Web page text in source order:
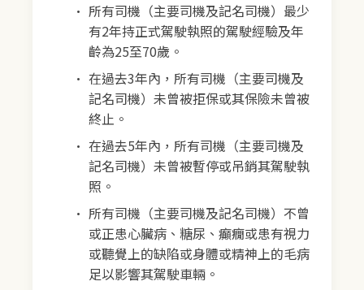
所有司機（主要司機及記名司機）最少
有2年持正式駕駛執照的駕駛經驗及年
齡為25至70歲。
在過去3年內，所有司機（主要司機及
記名司機）未曾被拒保或其保險未曾被
終止。
在過去5年內，所有司機（主要司機及
記名司機）未曾被暫停或吊銷其駕駛執
照。
所有司機（主要司機及記名司機）不曾
或正患心臟病、糖尿、癲癇或患有視力
或聽覺上的缺陷或身體或精神上的毛病
足以影響其駕駛車輛。